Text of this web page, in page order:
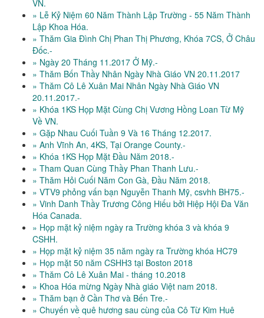
VN.
» Lễ Kỷ Niệm 60 Năm Thành Lập Trường - 55 Năm Thành
Lập Khoa Hóa.
» Thăm Gia Đình Chị Phan Thị Phương, Khóa 7CS, Ở Châu
Đốc.-
» Ngày 20 Tháng 11.2017 Ở Mỹ.-
» Thăm Bốn Thầy Nhân Ngày Nhà Giáo VN 20.11.2017
» Thăm Cô Lê Xuân Mai Nhân Ngày Nhà Giáo VN
20.11.2017.-
» Khóa 1KS Họp Mặt Cùng Chị Vương Hồng Loan Từ Mỹ
Về VN.
» Gặp Nhau Cuối Tuần 9 Và 16 Tháng 12.2017.
» Anh Vĩnh An, 4KS, Tại Orange County.-
» Khóa 1KS Họp Mặt Đầu Năm 2018.-
» Tham Quan Cùng Thầy Phan Thanh Lưu.-
» Thăm Hỏi Cuối Năm Con Gà, Đầu Năm 2018.
» VTV9 phỏng vấn bạn Nguyễn Thanh Mỹ, csvhh BH75.-
» Vinh Danh Thầy Trương Công Hiếu bởi Hiệp Hội Đa Văn
Hóa Canada.
» Họp mặt kỷ niệm ngày ra Trường khóa 3 và khóa 9
CSHH.
» Họp mặt kỷ niệm 35 năm ngày ra Trường khóa HC79
» Họp mặt 50 năm CSHH3 tại Boston 2018
» Thăm Cô Lê Xuân Mai - tháng 10.2018
» Khoa Hóa mừng Ngày Nhà giáo Việt nam 2018.
» Thăm bạn ở Cần Thơ và Bến Tre.-
» Chuyến về quê hương sau cùng của Cô Từ Kim Huê